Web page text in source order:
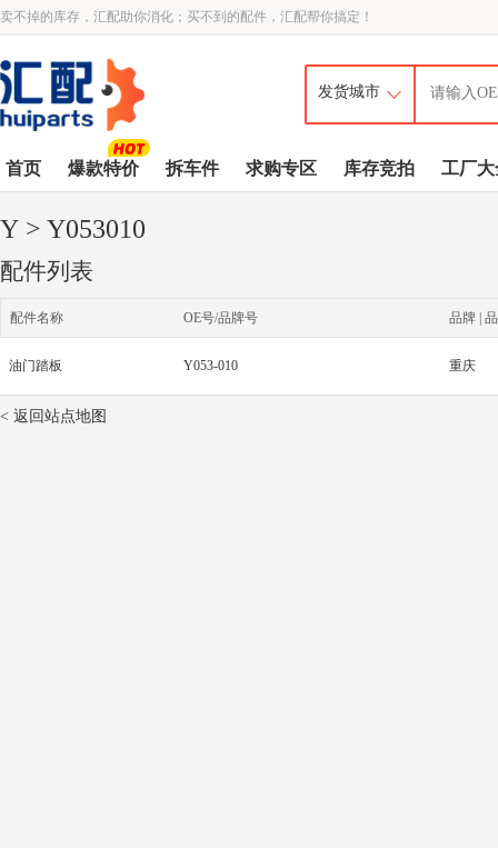
卖不掉的库存，汇配助你消化；买不到的配件，汇配帮你搞定！
首页 爆款特价 拆车件 求购专区 库存竞拍 工厂大
Y > Y053010
配件列表
配件名称 OE号/品牌号 品牌 |
油门踏板 Y053-010 重庆
< 返回站点地图